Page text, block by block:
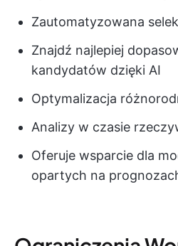
Zautomatyzowana
Znajdź najlepiej
kandydatów dzięki AI
Optymalizacja
Analizy w czasie
Oferuje wsparcie dla
opartych na